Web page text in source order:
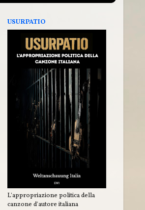
USURPATIO
L'appropriazione politica della
canzone d'autore italiana